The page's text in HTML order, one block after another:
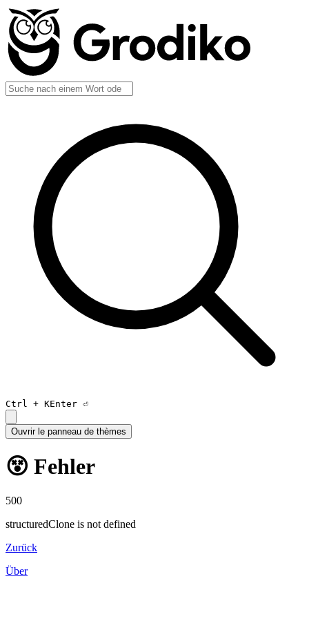
Ctrl + KEnter ⏎
Ouvrir le panneau de thèmes
😵 Fehler
500
structuredClone is not defined
Zurück
Über